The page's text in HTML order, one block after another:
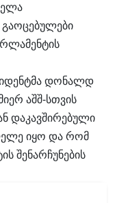
გაოცებულები
დონალდ
აშშ-სთვის
დაკავშირებული
იყო და რომ
შენარჩუნების